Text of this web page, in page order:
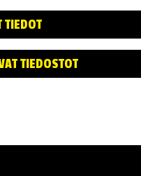
TIEDOT
TIEDOSTOT